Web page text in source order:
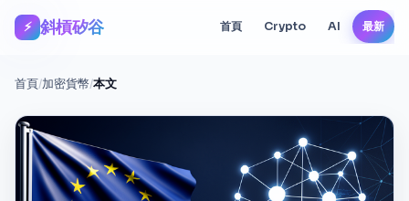
⚡ 斜槓矽谷 首頁 Crypto AI 最新
首頁/加密貨幣/本文